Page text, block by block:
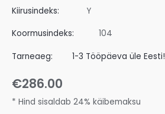
Kiirusindeks: Y
Koormusindeks: 104
Tarneaeg: 1-3 Tööpäeva üle Eesti!
€286.00
* Hind sisaldab 24% käibemaksu